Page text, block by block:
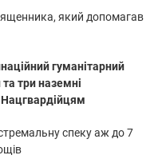
який допомагав
гуманітарний
три наземні
спеку аж до 7